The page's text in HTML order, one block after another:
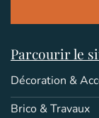
Parcourir le
Décoration &
Brico & Travaux